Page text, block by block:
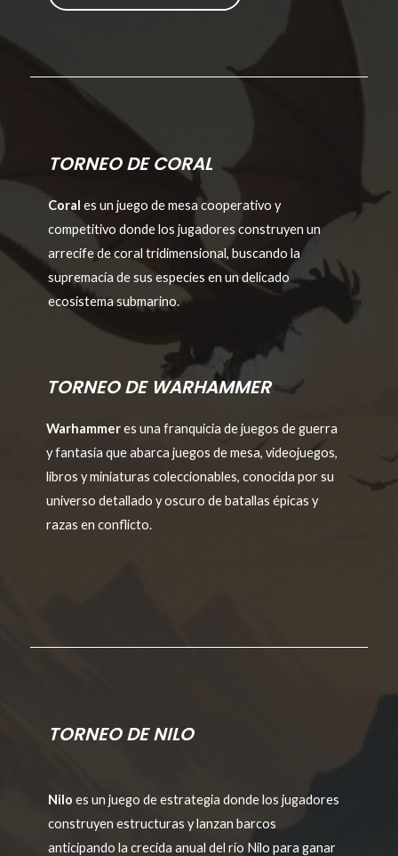
TORNEO DE CORAL
Coral es un juego de mesa cooperativo y
competitivo donde los jugadores construyen un
arrecife de coral tridimensional, buscando la
supremacía de sus especies en un delicado
ecosistema submarino.
TORNEO DE WARHAMMER
Warhammeres una franquicia de juegos de guerra
y fantasía que abarca juegos de mesa, videojuegos,
libros y miniaturas coleccionables, conocida por su
universo detallado y oscuro de batallas épicas y
razas en conflicto.
TORNEO DE NILO
Nilo es un juego de estrategia donde los jugadores
construyen estructuras y lanzan barcos
anticipando la crecida anual del río Nilo para ganar